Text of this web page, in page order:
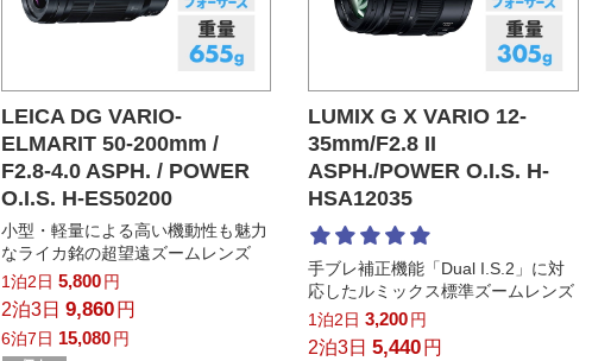
LEICA DG VARIO-
ELMARIT 50-200mm /
F2.8-4.0 ASPH. / POWER
O.I.S. H-ES50200
小型・軽量による高い機動性も魅力
なライカ銘の超望遠ズームレンズ
1泊2日 5,800 円
2泊3日 9,860 円
6泊7日 15,080 円
LUMIX G X VARIO 12-
35mm/F2.8 II
ASPH./POWER O.I.S. H-
HSA12035
手ブレ補正機能「Dual I.S.2」に対
応したルミックス標準ズームレンズ
1泊2日 3,200円
2泊3日 5,440 円